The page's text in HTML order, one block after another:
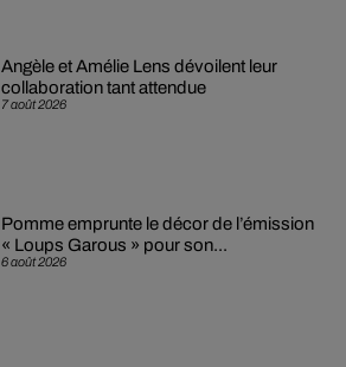
7 août 2026
Angèle et Amélie Lens dévoilent leur
collaboration tant attendue
6 août 2026
Pomme emprunte le décor de l’émission
« Loups Garous » pour son...